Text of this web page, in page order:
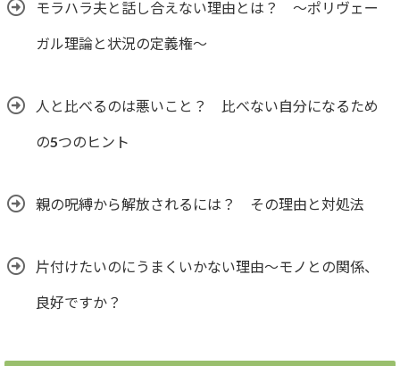
モラハラ夫と話し合えない理由とは？ ～ポリヴェー
ガル理論と状況の定義権～
人と比べるのは悪いこと？ 比べない自分になるため
の5つのヒント
親の呪縛から解放されるには？ その理由と対処法
片付けたいのにうまくいかない理由～モノとの関係、
良好ですか？